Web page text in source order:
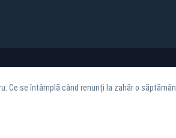
Ce se întâmplă când renunți la zahăr o